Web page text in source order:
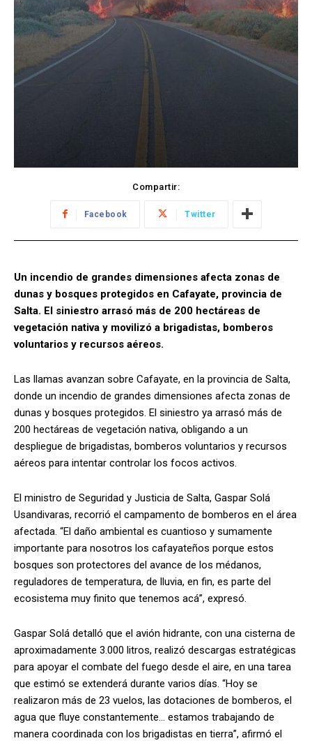
Compartir:
Facebook Twitter
Un incendio de grandes dimensiones afecta zonas de
dunas y bosques protegidos en Cafayate, provincia de
Salta. El siniestro arrasó más de 200 hectáreas de
vegetación nativa y movilizó a brigadistas, bomberos
voluntarios y recursos aéreos.
Las llamas avanzan sobre Cafayate, en la provincia de Salta,
donde un incendio de grandes dimensiones afecta zonas de
dunas y bosques protegidos. El siniestro ya arrasó más de
200 hectáreas de vegetación nativa, obligando a un
despliegue de brigadistas, bomberos voluntarios y recursos
aéreos para intentar controlar los focos activos.
El ministro de Seguridad y Justicia de Salta, Gaspar Solá
Usandivaras, recorrió el campamento de bomberos en el área
afectada. “El daño ambiental es cuantioso y sumamente
importante para nosotros los cafayateños porque estos
bosques son protectores del avance de los médanos,
reguladores de temperatura, de lluvia, en fin, es parte del
ecosistema muy finito que tenemos acá”, expresó.
Gaspar Solá detalló que el avión hidrante, con una cisterna de
aproximadamente 3.000 litros, realizó descargas estratégicas
para apoyar el combate del fuego desde el aire, en una tarea
que estimó se extenderá durante varios días. “Hoy se
realizaron más de 23 vuelos, las dotaciones de bomberos, el
agua que fluye constantemente… estamos trabajando de
manera coordinada con los brigadistas en tierra”, afirmó el